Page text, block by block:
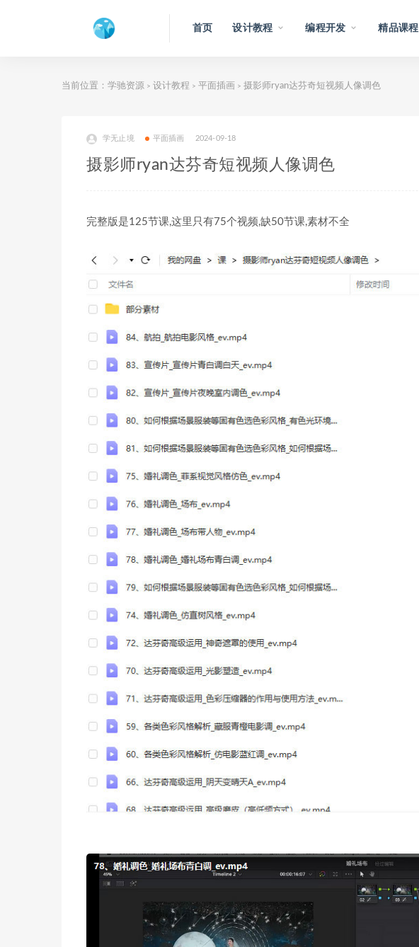
首页 设计教程 编程开发 精品课程
当前位置： 学驰资源 > 设计教程 > 平面插画 > 摄影师ryan达芬奇短视频人像调色
学无止境 平面插画 2024-09-18
摄影师ryan达芬奇短视频人像调色
完整版是125节课,这里只有75个视频,缺50节课,素材不全